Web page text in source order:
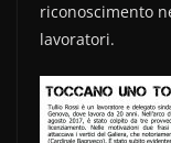
o
k
riconoscimento
lavoratori.